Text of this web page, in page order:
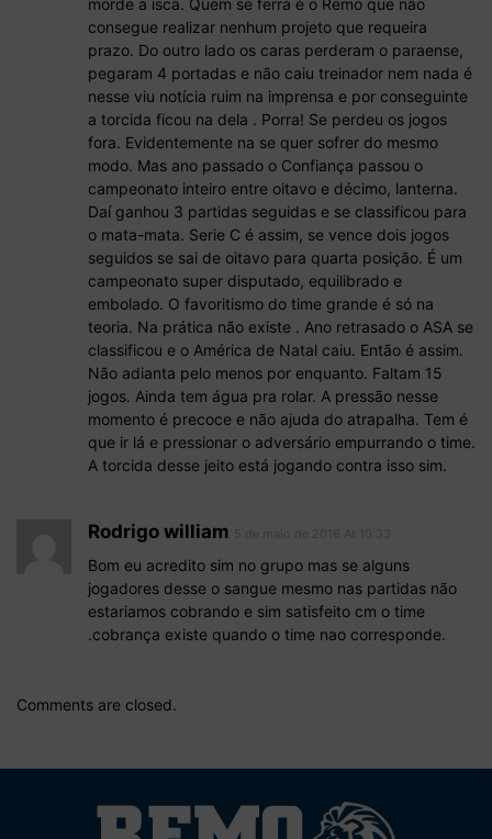
consegue realizar nenhum projeto que requeira
prazo. Do outro lado os caras perderam o paraense,
pegaram 4 portadas e não caiu treinador nem nada é
nesse viu notícia ruim na imprensa e por conseguinte
a torcida ficou na dela . Porra! Se perdeu os jogos
fora. Evidentemente na se quer sofrer do mesmo
modo. Mas ano passado o Confiança passou o
campeonato inteiro entre oitavo e décimo, lanterna.
Daí ganhou 3 partidas seguidas e se classificou para
o mata-mata. Serie C é assim, se vence dois jogos
seguidos se sai de oitavo para quarta posição. É um
campeonato super disputado, equilibrado e
embolado. O favoritismo do time grande é só na
teoria. Na prática não existe . Ano retrasado o ASA se
classificou e o América de Natal caiu. Então é assim.
Não adianta pelo menos por enquanto. Faltam 15
jogos. Ainda tem água pra rolar. A pressão nesse
momento é precoce e não ajuda do atrapalha. Tem é
que ir lá e pressionar o adversário empurrando o time.
A torcida desse jeito está jogando contra isso sim.
Rodrigo william
Bom eu acredito sim no grupo mas se alguns
jogadores desse o sangue mesmo nas partidas não
estariamos cobrando e sim satisfeito cm o time
.cobrança existe quando o time nao corresponde.
Comments are closed.